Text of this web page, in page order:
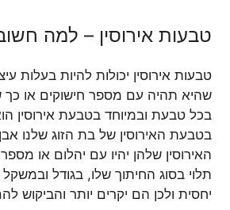
טבעות אירוסין – למה
טבעות אירוסין יכולות להיות בעלות
שהיא תהיה עם מספר חישוקים או
בכל טבעת ובמיוחד בטבעת אירוסין
בטבעת האירוסין של בת הזוג שלנו
האירוסין שלהן יהיו עם יהלום או
תלוי בסוג החיתוך שלו, בגודל
יחסית ולכן הם יקרים יותר והביקוש